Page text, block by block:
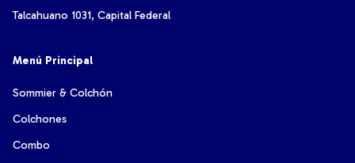
Talcahuano 1031, Capital Federal
Menú Principal
Sommier & Colchón
Colchones
Combo